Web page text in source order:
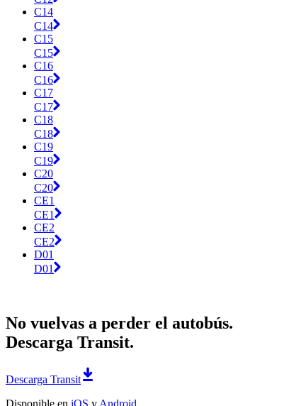
C14
C14
C15
C15
C16
C16
C17
C17
C18
C18
C19
C19
C20
C20
CE1
CE1
CE2
CE2
D01
D01
No vuelvas a perder el autobús.
Descarga Transit.
Descarga Transit
Disponible en iOS y Android